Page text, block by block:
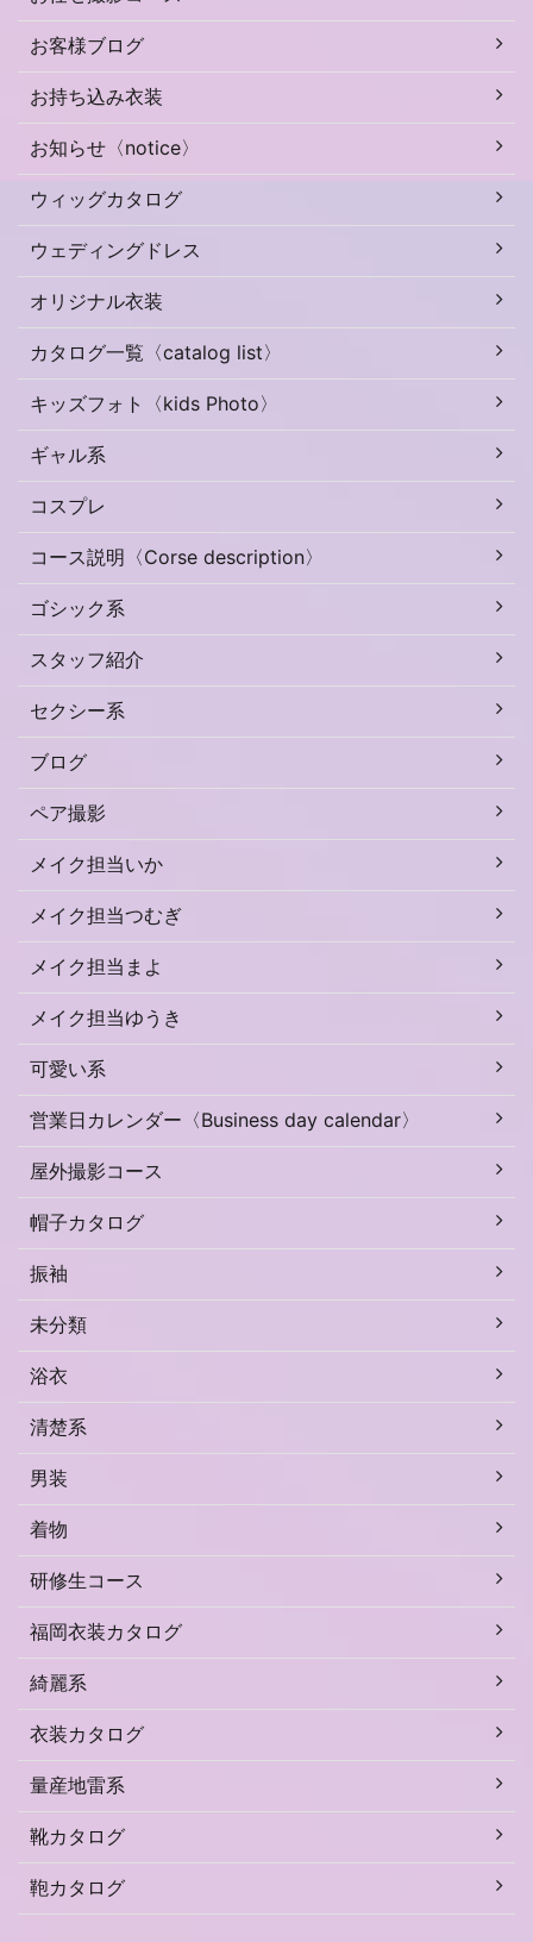
お客様ブログ
お持ち込み衣装
お知らせ〈notice〉
ウィッグカタログ
ウェディングドレス
オリジナル衣装
カタログ一覧〈catalog list〉
キッズフォト〈kids Photo〉
ギャル系
コスプレ
コース説明〈Corse description〉
ゴシック系
スタッフ紹介
セクシー系
ブログ
ペア撮影
メイク担当いか
メイク担当つむぎ
メイク担当まよ
メイク担当ゆうき
可愛い系
営業日カレンダー〈Business day calendar〉
屋外撮影コース
帽子カタログ
振袖
未分類
浴衣
清楚系
男装
着物
研修生コース
福岡衣装カタログ
綺麗系
衣装カタログ
量産地雷系
靴カタログ
鞄カタログ